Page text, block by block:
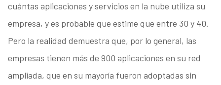
cuántas aplicaciones y servicios en la nube utiliza su
empresa, y es probable que estime que entre 30 y 40.
Pero la realidad demuestra que, por lo general, las
empresas tienen más de 900 aplicaciones en su red
ampliada, que en su mayoría fueron adoptadas sin